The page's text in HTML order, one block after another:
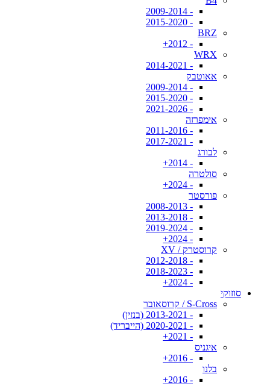
- 2009-2014
- 2015-2020
BRZ
- 2012+
WRX
- 2014-2021
אאוטבק
- 2009-2014
- 2015-2020
- 2021-2026
אימפרזה
- 2011-2016
- 2017-2021
לבורג
- 2014+
סולטרה
- 2024+
פורסטר
- 2008-2013
- 2013-2018
- 2019-2024
- 2024+
קרוסטרק / XV
- 2012-2018
- 2018-2023
- 2024+
סוזוקי
S-Cross / קרוסאובר
- 2013-2021 (בנזין)
- 2020-2021 (הייבריד)
- 2021+
איגניס
- 2016+
בלנו
- 2016+